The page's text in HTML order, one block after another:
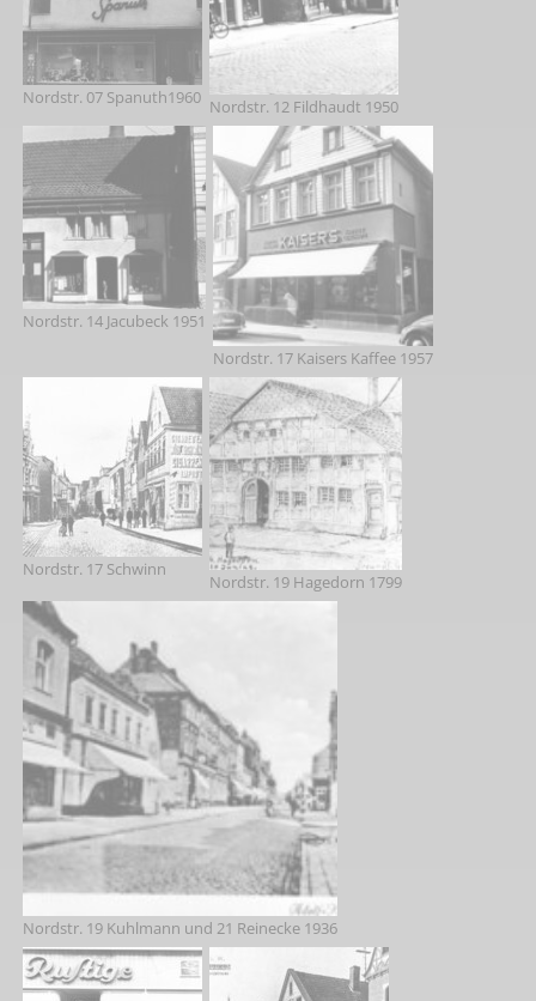
Nordstr. 07 Spanuth1960 Nordstr. 12 Fildhaudt 1950
Nordstr. 14 Jacubeck 1951
Nordstr. 17 Kaisers Kaffee 1957
Nordstr. 17 Schwinn
Nordstr. 19 Hagedorn 1799
Nordstr. 19 Kuhlmann und 21 Reinecke 1936